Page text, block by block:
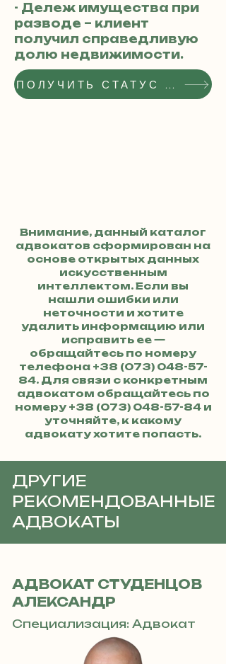
- Дележ имущества при
разводе – клиент
получил справедливую
долю недвижимости.
ПОЛУЧИТЬ СТАТУС РЕКОМЕНДОВАННОГО АДВОКАТА
Внимание, данный каталог
адвокатов сформирован на
основе открытых данных
искусственным
интеллектом. Если вы
нашли ошибки или
неточности и хотите
удалить информацию или
исправить ее —
обращайтесь по номеру
телефона +38 (073) 048-57-
84. Для связи с конкретным
адвокатом обращайтесь по
номеру +38 (073) 048-57-84и
уточняйте, к какому
адвокату хотите попасть.
ДРУГИЕ
РЕКОМЕНДОВАННЫЕ
АДВОКАТЫ
АДВОКАТ СТУДЕНЦОВ
АЛЕКСАНДР
Специализация: Адвокат